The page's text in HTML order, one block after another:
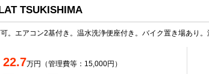
TSUKISHIMA
22.7万円（管理費等：15,000円）